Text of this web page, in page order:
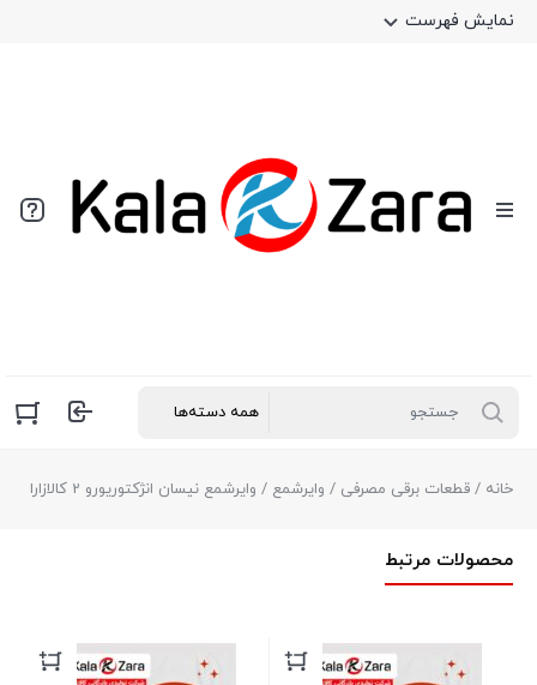
نمایش فهرست
خانه / قطعات برقی مصرفی / وایرشمع / وایرشمع نیسان انژکتوریورو 2 کالازارا
محصولات مرتبط